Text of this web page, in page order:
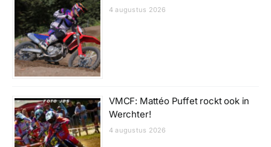
4 augustus 2026
VMCF: Mattéo Puffet rockt ook in
Werchter!
4 augustus 2026